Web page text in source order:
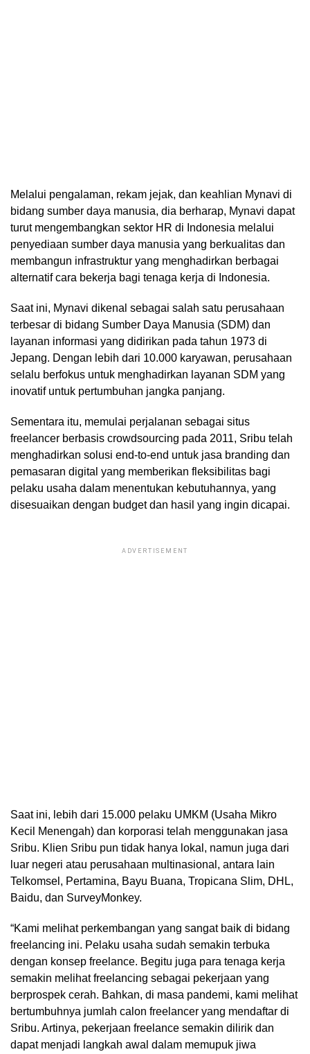
Melalui pengalaman, rekam jejak, dan keahlian Mynavi di
bidang sumber daya manusia, dia berharap, Mynavi dapat
turut mengembangkan sektor HR di Indonesia melalui
penyediaan sumber daya manusia yang berkualitas dan
membangun infrastruktur yang menghadirkan berbagai
alternatif cara bekerja bagi tenaga kerja di Indonesia.
Saat ini, Mynavi dikenal sebagai salah satu perusahaan
terbesar di bidang Sumber Daya Manusia (SDM) dan
layanan informasi yang didirikan pada tahun 1973 di
Jepang. Dengan lebih dari 10.000 karyawan, perusahaan
selalu berfokus untuk menghadirkan layanan SDM yang
inovatif untuk pertumbuhan jangka panjang.
Sementara itu, memulai perjalanan sebagai situs
freelancer berbasis crowdsourcing pada 2011, Sribu telah
menghadirkan solusi end-to-end untuk jasa branding dan
pemasaran digital yang memberikan fleksibilitas bagi
pelaku usaha dalam menentukan kebutuhannya, yang
disesuaikan dengan budget dan hasil yang ingin dicapai.
ADVERTISEMENT
Saat ini, lebih dari 15.000 pelaku UMKM (Usaha Mikro
Kecil Menengah) dan korporasi telah menggunakan jasa
Sribu. Klien Sribu pun tidak hanya lokal, namun juga dari
luar negeri atau perusahaan multinasional, antara lain
Telkomsel, Pertamina, Bayu Buana, Tropicana Slim, DHL,
Baidu, dan SurveyMonkey.
“Kami melihat perkembangan yang sangat baik di bidang
freelancing ini. Pelaku usaha sudah semakin terbuka
dengan konsep freelance. Begitu juga para tenaga kerja
semakin melihat freelancing sebagai pekerjaan yang
berprospek cerah. Bahkan, di masa pandemi, kami melihat
bertumbuhnya jumlah calon freelancer yang mendaftar di
Sribu. Artinya, pekerjaan freelance semakin dilirik dan
dapat menjadi langkah awal dalam memupuk jiwa